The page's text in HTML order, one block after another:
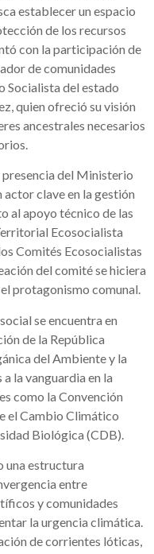
establecer un espacio
de los recursos
con la participación de
de comunidades
Socialista del estado
quien ofreció su visión
ancestrales necesarios
del Ministerio
actor clave en la gestión
al apoyo técnico de las
Ecosocialista
Comités Ecosocialistas
del comité se hiciera
protagonismo comunal.
se encuentra en
de la República
del Ambiente y la
la vanguardia en la
como la Convención
el Cambio Climático
Biológica (CDB).
una estructura
entre
y comunidades
la urgencia climática.
de corrientes lóticas,